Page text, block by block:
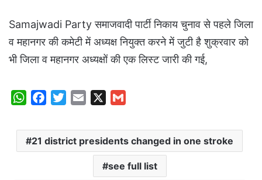
Samajwadi Party समाजवादी पार्टी निकाय चुनाव से पहले जिला
व महानगर की कमेटी में अध्यक्ष नियुक्त करने में जुटी है शुक्रवार को
भी जिला व महानगर अध्यक्षों की एक लिस्ट जारी की गई,
W
a
t
c
e
i
t
a
i
a
i
l
21 district presidents changed in one stroke
see full list